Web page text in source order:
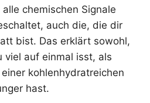
chemischen Signale
auch die, die dir
bist. Das erklärt sowohl,
viel auf einmal isst, als
kohlenhydratreichen
hast.